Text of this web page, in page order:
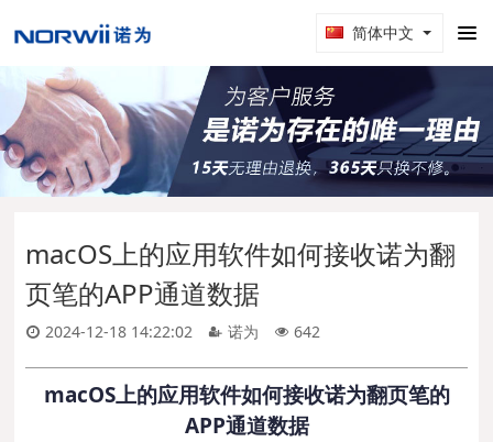
简体中文
macOS上的应用软件如何接收诺为翻
页笔的APP通道数据
2024-12-18 14:22:02 诺为 642
macOS上的应用软件如何接收诺为翻页笔的
APP通道数据